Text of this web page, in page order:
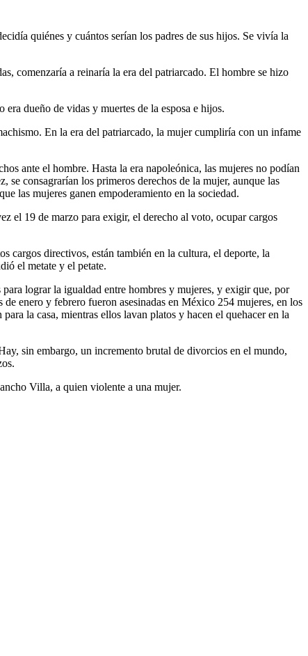
quiénes y cuántos serían los padres de sus hijos. Se vivía la
comenzaría a reinaría la era del patriarcado. El hombre se hizo
dueño de vidas y muertes de la esposa e hijos.
En la era del patriarcado, la mujer cumpliría con un infame
ante el hombre. Hasta la era napoleónica, las mujeres no podían
se consagrarían los primeros derechos de la mujer, aunque las
las mujeres ganen empoderamiento en la sociedad.
el 19 de marzo para exigir, el derecho al voto, ocupar cargos
cargos directivos, están también en la cultura, el deporte, la
el metate y el petate.
lograr la igualdad entre hombres y mujeres, y exigir que, por
enero y febrero fueron asesinadas en México 254 mujeres, en los
la casa, mientras ellos lavan platos y hacen el quehacer en la
sin embargo, un incremento brutal de divorcios en el mundo,
Villa, a quien violente a una mujer.